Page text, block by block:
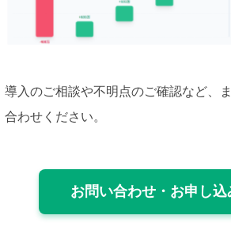
導入のご相談や不明点のご確認など、
合わせください。
お問い合わせ・お申し込